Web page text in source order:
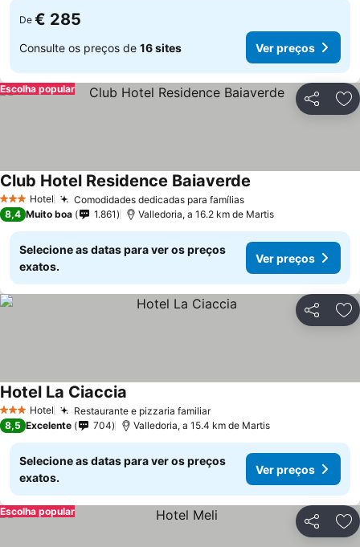
De € 285
Consulte os preços de 16 sites Ver preços
Partilhar
Escolha popular
3 EstrelasHotel Comodidades dedicadas para famílias
Club Hotel Residence Baiaverde
8,4 Muito boa 1.861 Valledoria, a 16.2 km de Martis
Selecione as datas para ver os preços
exatos.
Ver preços
Partilhar
3 EstrelasHotel Restaurante e pizzaria familiar
Hotel La Ciaccia
8,5 Excelente 704 Valledoria, a 15.4 km de Martis
Selecione as datas para ver os preços
exatos.
Ver preços
Partilhar
Escolha popular